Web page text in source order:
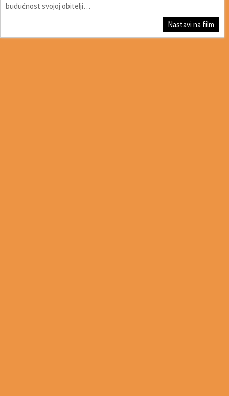
budućnost svojoj obitelji…
Nastavi na film